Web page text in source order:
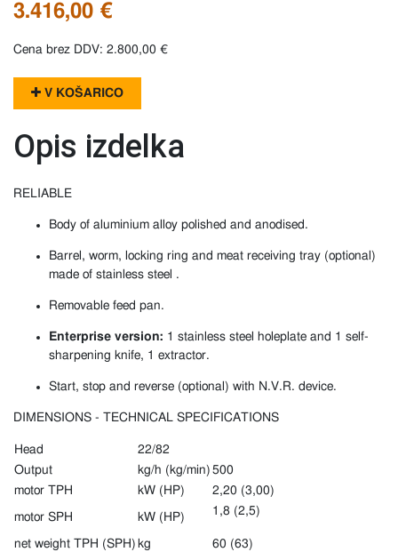
3.416,00 €
Cena brez DDV: 2.800,00 €
V KOŠARICO
Opis izdelka
RELIABLE
Body of aluminium alloy polished and anodised.
Barrel, worm, locking ring and meat receiving tray (optional)
made of stainless steel .
Removable feed pan.
Enterprise version: 1 stainless steel holeplate and 1 self-
sharpening knife, 1 extractor.
Start, stop and reverse (optional) with N.V.R. device.
DIMENSIONS - TECHNICAL SPECIFICATIONS
Head
22/82
Output
kg/h (kg/min) 500
motor TPH
kW (HP) 2,20 (3,00)
motor SPH kW (HP) 1,8 (2,5)
net weight TPH (SPH) kg 60 (63)